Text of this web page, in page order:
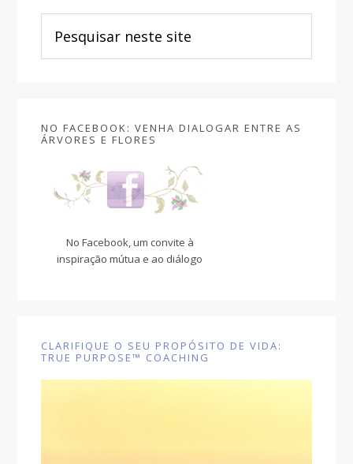
neste
site
NO FACEBOOK: VENHA DIALOGAR ENTRE AS
ÁRVORES E FLORES
No Facebook, um convite à
inspiração mútua e ao diálogo
CLARIFIQUE O SEU PROPÓSITO DE VIDA:
TRUE PURPOSE™ COACHING